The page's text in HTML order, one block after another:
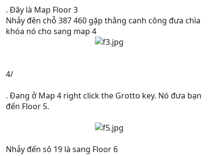
. Đây là Map Floor 3
Nhảy đên chỗ 387 460 gặp thằng canh công đưa chìa
khóa nó cho sang map 4
4/
. Đang ở Map 4 right click the Grotto key. Nó đưa bạn
đến Floor 5.
Nhảy đến sô 19 là sang Floor 6